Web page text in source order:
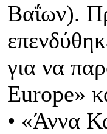
Βαΐων).
για να
Europe»
• «Άννα